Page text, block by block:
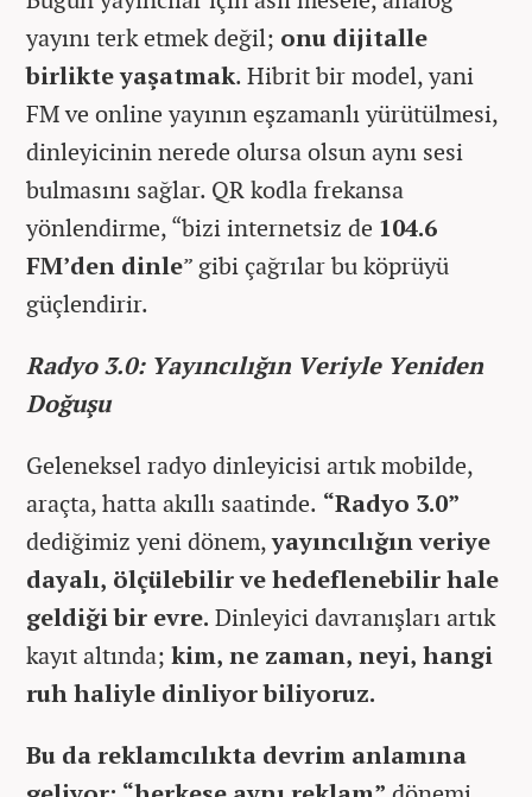
yayını terk etmek değil; onu dijitalle
birlikte yaşatmak. Hibrit bir model, yani
FM ve online yayının eşzamanlı yürütülmesi,
dinleyicinin nerede olursa olsun aynı sesi
bulmasını sağlar. QR kodla frekansa
yönlendirme, “bizi internetsiz de 104.6
FM’den dinle” gibi çağrılar bu köprüyü
güçlendirir.
Radyo 3.0: Yayıncılığın Veriyle Yeniden
Doğuşu
Geleneksel radyo dinleyicisi artık mobilde,
araçta, hatta akıllı saatinde. “Radyo 3.0”
dediğimiz yeni dönem,yayıncılığın veriye
dayalı, ölçülebilir ve hedeflenebilir hale
geldiği bir evre. Dinleyici davranışları artık
kayıt altında; kim, ne zaman, neyi, hangi
ruh haliyle dinliyor biliyoruz.
Bu da reklamcılıkta devrim anlamına